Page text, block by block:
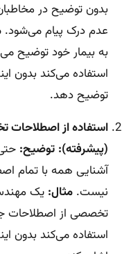
بدون توضیح در
عدم درک پیام می‌شود.
به بیمار خود توضیح
استفاده می‌کند بدون
توضیح دهد.
استفاده از
(پیشرفته): توضیح:
آشنایی همه با تمام
نیست. مثال: یک
تخصصی از اصطلاحات
استفاده می‌کند بدون